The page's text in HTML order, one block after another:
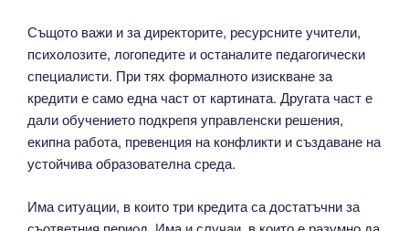
Същото важи и за директорите, ресурсните учители,
психолозите, логопедите и останалите педагогически
специалисти. При тях формалното изискване за
кредити е само една част от картината. Другата част е
дали обучението подкрепя управленски решения,
екипна работа, превенция на конфликти и създаване на
устойчива образователна среда.
Има ситуации, в които три кредита са достатъчни за